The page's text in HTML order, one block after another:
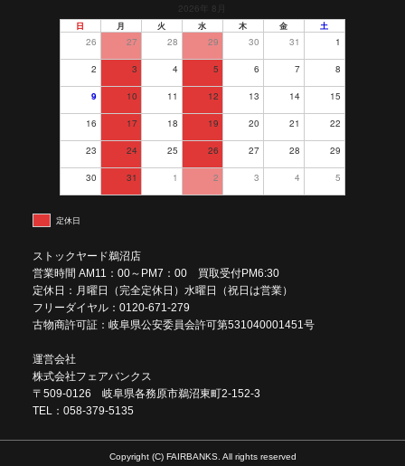
2026年 8月
日 月 火 水 木 金 土
26 27 28 29 30 31 1
2 3 4 5 6 7 8
9 10 11 12 13 14 15
16 17 18 19 20 21 22
23 24 25 26 27 28 29
30 31 1 2 3 4 5
定休日
ストックヤード鵜沼店
営業時間 AM11：00～PM7：00 買取受付PM6:30
定休日：月曜日（完全定休日）水曜日（祝日は営業）
フリーダイヤル：0120-671-279
古物商許可証：岐阜県公安委員会許可第531040001451号
運営会社
株式会社フェアバンクス
〒509-0126 岐阜県各務原市鵜沼東町2-152-3
TEL：058-379-5135
Copyright (C) FAIRBANKS. All rights reserved